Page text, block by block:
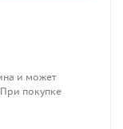
и может
покупке